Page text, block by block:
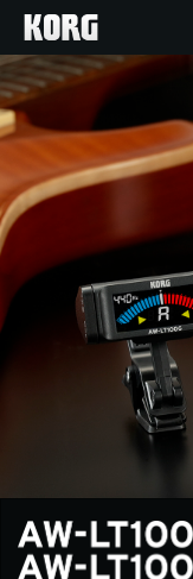
Home
Products
Import
Features
Events
Store Locator